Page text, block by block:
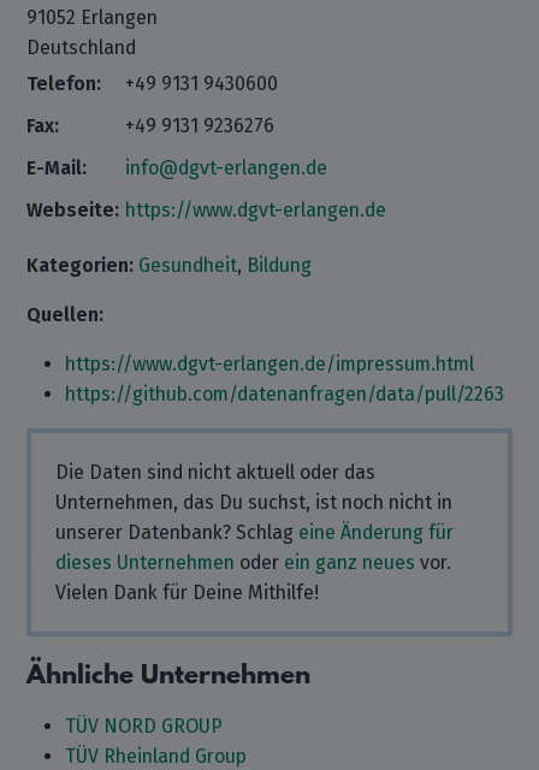
91052 Erlangen
Deutschland
Telefon:
+49 9131 9430600
Fax:
+49 9131 9236276
E-Mail:
info@dgvt-erlangen.de
Webseite: https://www.dgvt-erlangen.de
Kategorien: Gesundheit, Bildung
Quellen:
https://www.dgvt-erlangen.de/impressum.html
https://github.com/datenanfragen/data/pull/2263
Die Daten sind nicht aktuell oder das
Unternehmen, das Du suchst, ist noch nicht in
unserer Datenbank? Schlag eine Änderung für
dieses Unternehmen oder ein ganz neues vor.
Vielen Dank für Deine Mithilfe!
Ähnliche Unternehmen
TÜV NORD GROUP
TÜV Rheinland Group